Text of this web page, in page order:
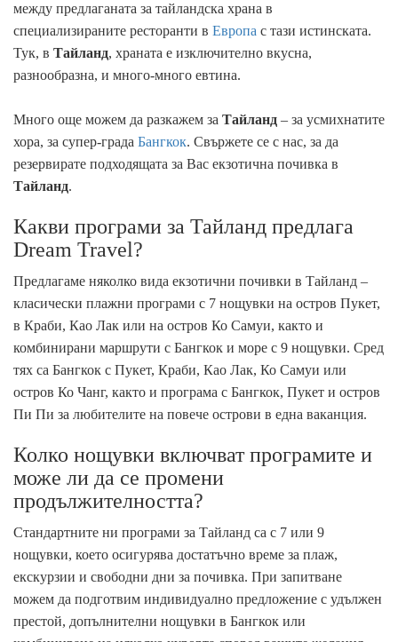
между предлаганата за тайландска храна в
специализираните ресторанти в Европа с тази истинската.
Тук, в Тайланд, храната е изключително вкусна,
разнообразна, и много-много евтина.
Много още можем да разкажем за Тайланд – за усмихнатите
хора, за супер-града Бангкок. Свържете се с нас, за да
резервирате подходящата за Вас екзотична почивка в
Тайланд.
Какви програми за Тайланд предлага
Dream Travel?
Предлагаме няколко вида екзотични почивки в Тайланд –
класически плажни програми с 7 нощувки на остров Пукет,
в Краби, Као Лак или на остров Ко Самуи, както и
комбинирани маршрути с Бангкок и море с 9 нощувки. Сред
тях са Бангкок с Пукет, Краби, Као Лак, Ко Самуи или
остров Ко Чанг, както и програма с Бангкок, Пукет и остров
Пи Пи за любителите на повече острови в една ваканция.
Колко нощувки включват програмите и
може ли да се промени
продължителността?
Стандартните ни програми за Тайланд са с 7 или 9
нощувки, което осигурява достатъчно време за плаж,
екскурзии и свободни дни за почивка. При запитване
можем да подготвим индивидуално предложение с удължен
престой, допълнителни нощувки в Бангкок или